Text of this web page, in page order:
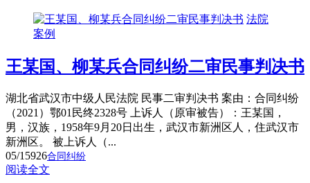
法院
案例
王某国、柳某兵合同纠纷二审民事判决书
湖北省武汉市中级人民法院 民事二审判决书 案由：合同纠纷
（2021）鄂01民终2328号 上诉人（原审被告）：王某国，
男，汉族，1958年9月20日出生，武汉市新洲区人，住武汉市
新洲区。 被上诉人（...
05/15926合同纠纷
阅读全文